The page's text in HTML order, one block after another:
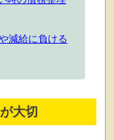
減給に負ける
大切